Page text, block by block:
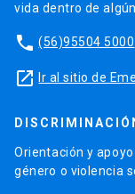
vida dentro de
phone (56)95504 5000
launch Ir al sitio de
Orientación y
género o violencia